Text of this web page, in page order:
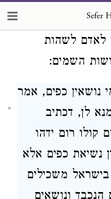
Seferיניח ידו וגבר
לאדם לשהות
השמים:
נושאין כפים, אמר
לן, דכתיב
קולו רום ידהו
נשיאת כפים אלא
משכילים